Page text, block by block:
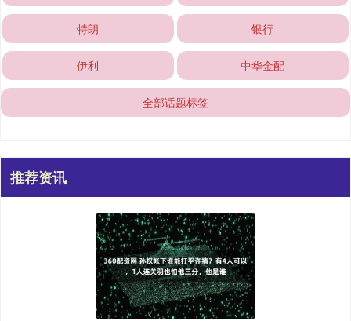
特朗 银行
伊利 中华金配
全部话题标签
推荐资讯